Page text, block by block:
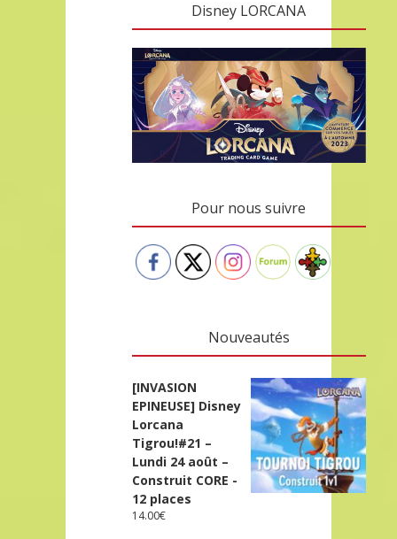
Disney LORCANA
Pour nous suivre
Nouveautés
[INVASION
EPINEUSE] Disney
Lorcana
Tigrou!#21 –
Lundi 24 août –
Construit CORE -
12 places
14.00€